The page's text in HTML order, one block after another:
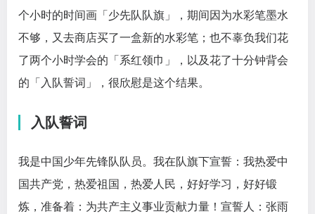
个小时的时间画「少先队队旗」，期间因为水彩笔墨水
不够，又去商店买了一盒新的水彩笔；也不辜负我们花
了两个小时学会的「系红领巾」，以及花了十分钟背会
的「入队誓词」，很欣慰是这个结果。
入队誓词
我是中国少年先锋队队员。我在队旗下宣誓：我热爱中
国共产党，热爱祖国，热爱人民，好好学习，好好锻
炼，准备着：为共产主义事业贡献力量！宣誓人：张雨